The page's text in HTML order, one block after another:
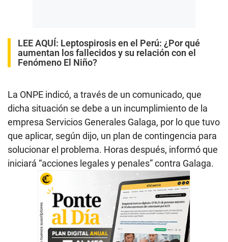
LEE AQUÍ: Leptospirosis en el Perú: ¿Por qué
aumentan los fallecidos y su relación con el
Fenómeno El Niño?
La ONPE indicó, a través de un comunicado, que
dicha situación se debe a un incumplimiento de la
empresa Servicios Generales Galaga, por lo que tuvo
que aplicar, según dijo, un plan de contingencia para
solucionar el problema. Horas después, informó que
iniciará “acciones legales y penales” contra Galaga.